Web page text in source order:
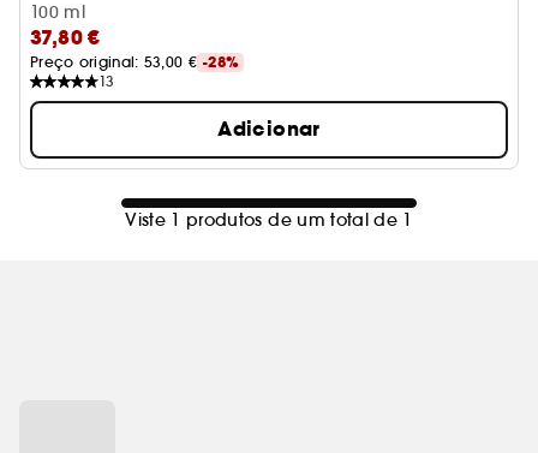
100 ml
37,80 €
Preço original: 53,00 € -28%
13
Adicionar
Viste 1 produtos de um total de 1